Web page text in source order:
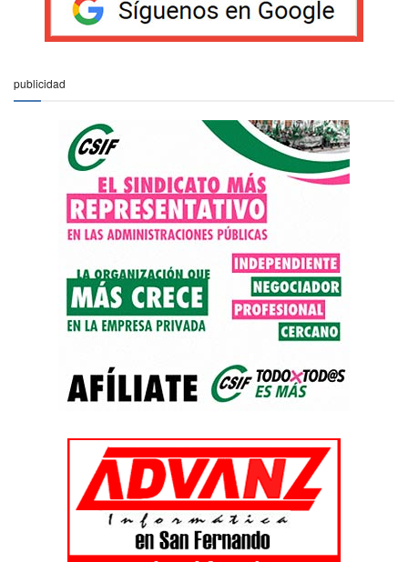
publicidad